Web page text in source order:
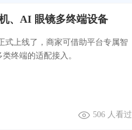
、AI 眼镜多终端设备
式上线了，商家可借助平台专属智
终端的适配接入。
506 人看过